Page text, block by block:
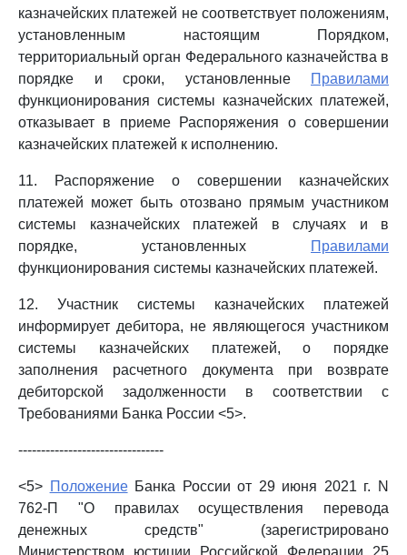
казначейских платежей не соответствует положениям,
установленным настоящим Порядком,
территориальный орган Федерального казначейства в
порядке и сроки, установленные
Правилами
функционирования системы казначейских платежей,
отказывает в приеме Распоряжения о совершении
казначейских платежей к исполнению.
11. Распоряжение о совершении казначейских
платежей может быть отозвано прямым участником
системы казначейских платежей в случаях и в
порядке, установленных
Правилами
функционирования системы казначейских платежей.
12. Участник системы казначейских платежей
информирует дебитора, не являющегося участником
системы казначейских платежей, о порядке
заполнения расчетного документа при возврате
дебиторской задолженности в соответствии с
Требованиями Банка России <5>.
--------------------------------
<5> ПоложениеБанка России от 29 июня 2021 г. N
762-П "О правилах осуществления перевода
денежных средств" (зарегистрировано
Министерством юстиции Российской Федерации 25